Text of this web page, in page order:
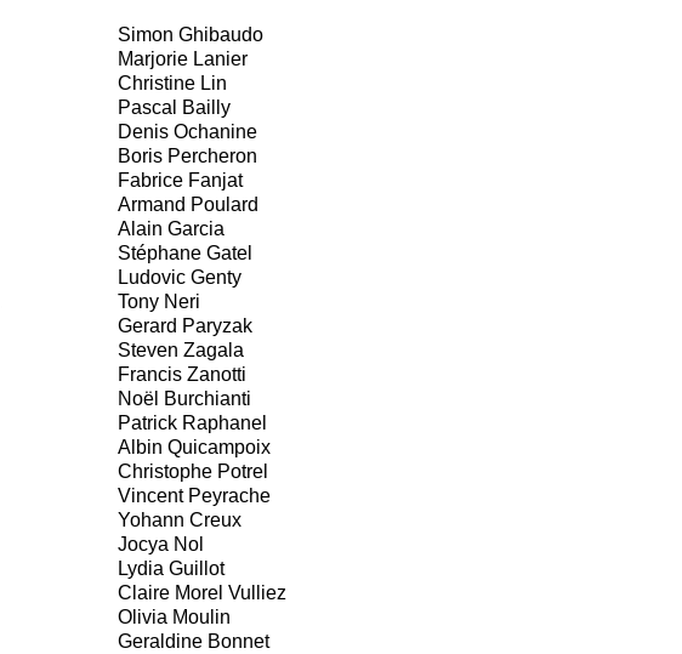
Simon Ghibaudo
Marjorie Lanier
Christine Lin
Pascal Bailly
Denis Ochanine
Boris Percheron
Fabrice Fanjat
Armand Poulard
Alain Garcia
Stéphane Gatel
Ludovic Genty
Tony Neri
Gerard Paryzak
Steven Zagala
Francis Zanotti
Noël Burchianti
Patrick Raphanel
Albin Quicampoix
Christophe Potrel
Vincent Peyrache
Yohann Creux
Jocya Nol
Lydia Guillot
Claire Morel Vulliez
Olivia Moulin
Geraldine Bonnet